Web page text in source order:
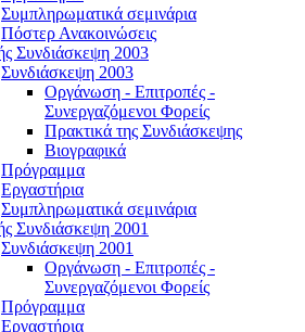
Συμπληρωματικά σεμινάρια
Πόστερ Ανακοινώσεις
Συνδιάσκεψη 2003
Συνδιάσκεψη 2003
Οργάνωση - Επιτροπές -
Συνεργαζόμενοι Φορείς
Πρακτικά της Συνδιάσκεψης
Βιογραφικά
Πρόγραμμα
Εργαστήρια
Συμπληρωματικά σεμινάρια
Συνδιάσκεψη 2001
Συνδιάσκεψη 2001
Οργάνωση - Επιτροπές -
Συνεργαζόμενοι Φορείς
Πρόγραμμα
Εργαστήρια